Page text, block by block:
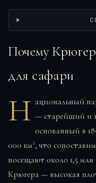
Почему
для сафари
Н ациональный
— старейший и
основанный в
000 км², что
посещают около 1,5 млн
Крюгера — высокая